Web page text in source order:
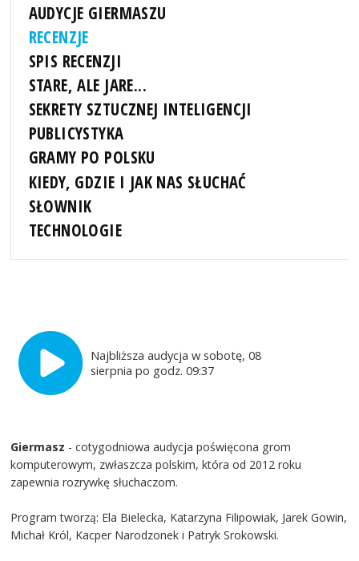
AUDYCJE GIERMASZU
RECENZJE
SPIS RECENZJI
STARE, ALE JARE...
SEKRETY SZTUCZNEJ INTELIGENCJI
PUBLICYSTYKA
GRAMY PO POLSKU
KIEDY, GDZIE I JAK NAS SŁUCHAĆ
SŁOWNIK
TECHNOLOGIE
Najbliższa audycja w sobotę, 08
sierpnia po godz. 09:37
Giermasz - cotygodniowa audycja poświęcona grom
komputerowym, zwłaszcza polskim, która od 2012 roku
zapewnia rozrywkę słuchaczom.
Program tworzą: Ela Bielecka, Katarzyna Filipowiak, Jarek Gowin,
Michał Król, Kacper Narodzonek i Patryk Srokowski.